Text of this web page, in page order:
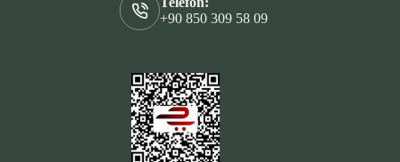
+90 850 309 58 09